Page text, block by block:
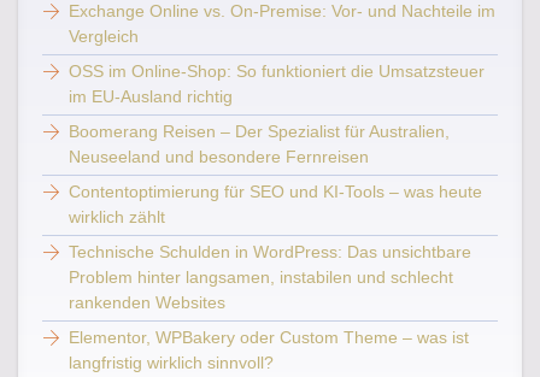
Exchange Online vs. On-Premise: Vor- und Nachteile im
Vergleich
OSS im Online-Shop: So funktioniert die Umsatzsteuer
im EU-Ausland richtig
Boomerang Reisen – Der Spezialist für Australien,
Neuseeland und besondere Fernreisen
Contentoptimierung für SEO und KI-Tools – was heute
wirklich zählt
Technische Schulden in WordPress: Das unsichtbare
Problem hinter langsamen, instabilen und schlecht
rankenden Websites
Elementor, WPBakery oder Custom Theme – was ist
langfristig wirklich sinnvoll?